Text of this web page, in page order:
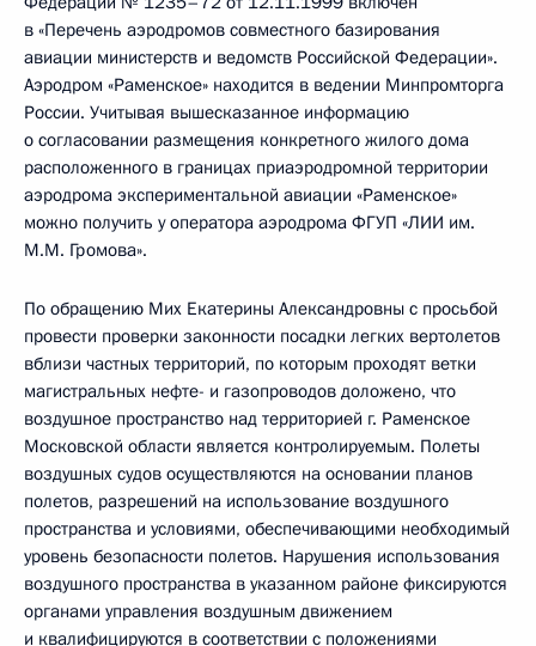
в «Перечень аэродромов совместного базирования
авиации министерств и ведомств Российской Федерации».
Аэродром «Раменское» находится в ведении Минпромторга
России. Учитывая вышесказанное информацию
о согласовании размещения конкретного жилого дома
расположенного в границах приаэродромной территории
аэродрома экспериментальной авиации «Раменское»
можно получить у оператора аэродрома ФГУП «ЛИИ им.
М.М. Громова».
По обращению Мих Екатерины Александровны с просьбой
провести проверки законности посадки легких вертолетов
вблизи частных территорий, по которым проходят ветки
магистральных нефте- и газопроводов доложено, что
воздушное пространство над территорией г. Раменское
Московской области является контролируемым. Полеты
воздушных судов осуществляются на основании планов
полетов, разрешений на использование воздушного
пространства и условиями, обеспечивающими необходимый
уровень безопасности полетов. Нарушения использования
воздушного пространства в указанном районе фиксируются
органами управления воздушным движением
и квалифицируются в соответствии с положениями